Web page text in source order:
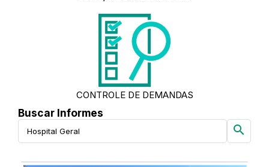
CONTROLE DE DEMANDAS
Buscar Informes
search